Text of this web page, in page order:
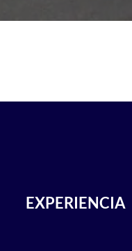
EXPERIENCIA